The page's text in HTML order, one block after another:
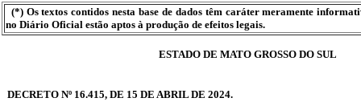
(*) Os textos contidos nesta base de dados têm caráter meramente
no Diário Oficial estão aptos à produção de efeitos legais.
ESTADO DE MATO GROSSO DO SUL
DECRETO Nº 16.415, DE 15 DE ABRIL DE 2024.